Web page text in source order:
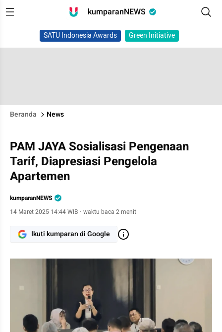
kumparanNEWS
SATU Indonesia Awards Green Initiative
Beranda News
PAM JAYA Sosialisasi Pengenaan
Tarif, Diapresiasi Pengelola
Apartemen
kumparanNEWS
14 Maret 2025 14:44 WIB · waktu baca 2 menit
Ikuti kumparan di Google